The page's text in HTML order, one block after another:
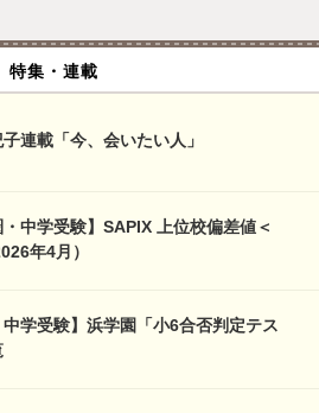
特集・連載
連載「今、会いたい人」
中学受験】SAPIX 上位校偏差値＜
年4月）
学受験】浜学園「小6合否判定テス